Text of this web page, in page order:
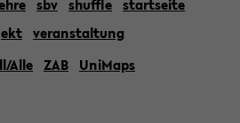
sbv shuffle startseite
veranstaltung
Alle ZAB UniMaps